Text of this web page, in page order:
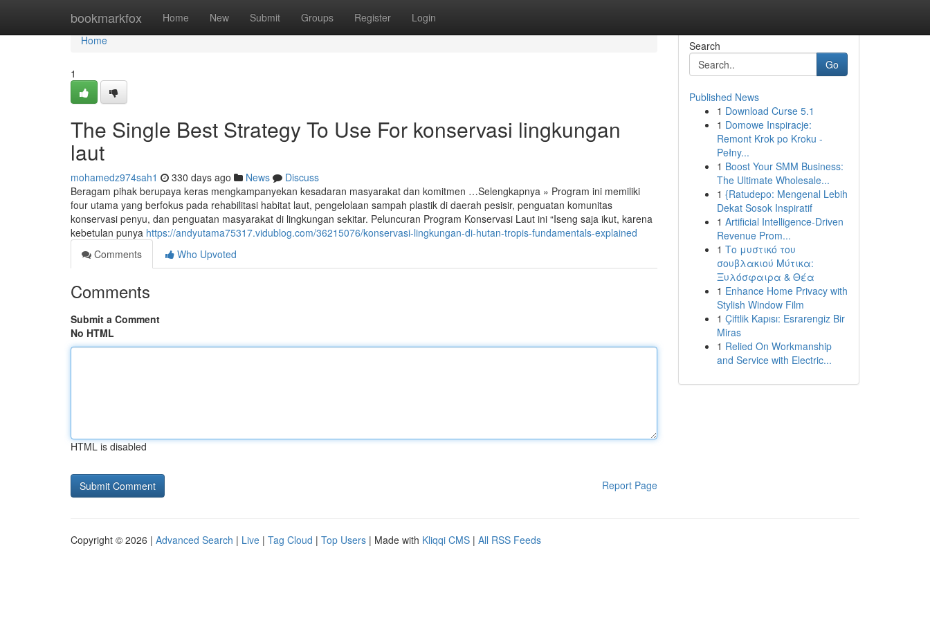
bookmarkfox Home New Submit Groups Register Login
Home
Home
1
The Single Best Strategy To Use For konservasi lingkungan
laut
mohamedz974sah1 330 days ago News
Discuss
Beragam pihak berupaya keras mengkampanyekan kesadaran masyarakat dan komitmen …Selengkapnya » Program ini memiliki
four utama yang berfokus pada rehabilitasi habitat laut, pengelolaan sampah plastik di daerah pesisir, penguatan komunitas
konservasi penyu, dan penguatan masyarakat di lingkungan sekitar. Peluncuran Program Konservasi Laut ini “Iseng saja ikut, karena
kebetulan punya https://andyutama75317.vidublog.com/36215076/konservasi-lingkungan-di-hutan-tropis-fundamentals-explained
Comments
Who Upvoted
Comments
Submit a Comment
No HTML
HTML is disabled
Report Page
Search
Go
Published News
1 Download Curse 5.1
1 Domowe Inspiracje:
Remont Krok po Kroku -
Pełny...
1 Boost Your SMM Business:
The Ultimate Wholesale...
1 {Ratudepo: Mengenal Lebih
Dekat Sosok Inspiratif
1 Artificial Intelligence-Driven
Revenue Prom...
1 Το μυστικό του
σουβλακιού Μύτικα:
Ξυλόσφαιρα & Θέα
1 Enhance Home Privacy with
Stylish Window Film
1 Çiftlik Kapısı: Esrarengiz Bir
Miras
1 Relied On Workmanship
and Service with Electric...
Copyright © 2026 | Advanced Search | Live | Tag Cloud | Top Users | Made with Kliqqi CMS | All RSS Feeds